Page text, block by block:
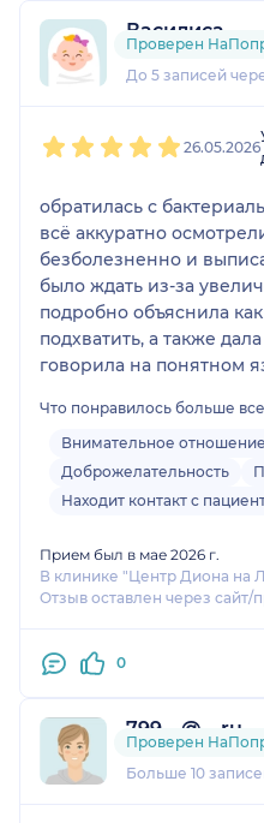
Василиса
1 отзыв
До 5 записей
Проверен
26.05.2026
обратилась с
всё аккуратно
безболезненно и
было ждать из-за
подробно объяснила
подхватить, а также
говорила на понятном
спад, единственное
участки, но это скорее
особенности кожи, очень надеюсь, что лечение
пройдет быстро
Что понравилось больше
Внимательное отношение
Доброжелательность
Находит контакт с
Прием был в мае 2026 г.
В клинике "Центр Диона на
Отзыв оставлен через сайт/
0
799....@....ru
5 отзывов и1
Больше 10
Проверен